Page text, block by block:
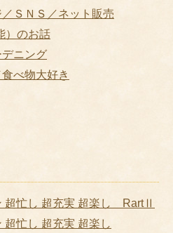
ＳＮＳ／ネット販売
）のお話
デニング
べ物大好き
超忙し 超充実 超楽し RartⅡ
超忙し 超充実 超楽し